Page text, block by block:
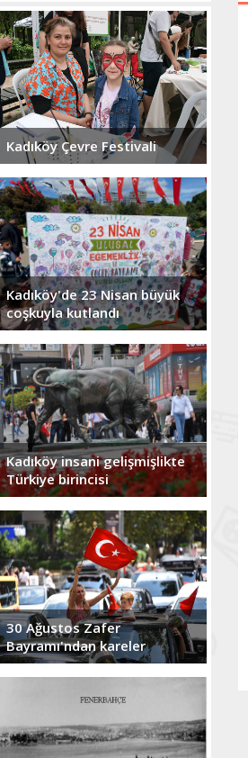
Kadıköy Çevre Festivali
Kadıköy'de 23 Nisan büyük
coşkuyla kutlandı
Kadıköy insani gelişmişlikte
Türkiye birincisi
30 Ağustos Zafer
Bayramı'ndan kareler